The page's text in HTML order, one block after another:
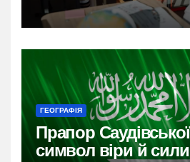
ГЕОГРАФІЯ
Прапор
символ віри й сили